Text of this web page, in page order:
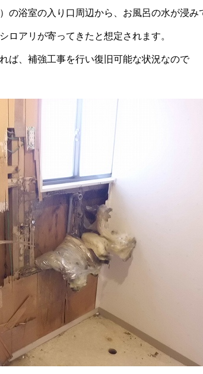
の浴室の入り口周辺から、お風呂の水が浸み
ロアリが寄ってきたと想定されます。
ば、補強工事を行い復旧可能な状況なので